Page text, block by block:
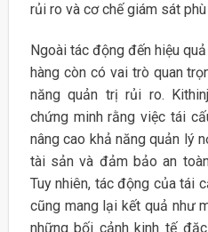
rủi ro và cơ chế giám sát phù
Ngoài tác động đến hiệu
hàng còn có vai trò quan
năng quản trị rủi ro.
chứng minh rằng việc tái
nâng cao khả năng quản lý
tài sản và đảm bảo an
Tuy nhiên, tác động của tái
cũng mang lại kết quả như
những bối cảnh kinh tế